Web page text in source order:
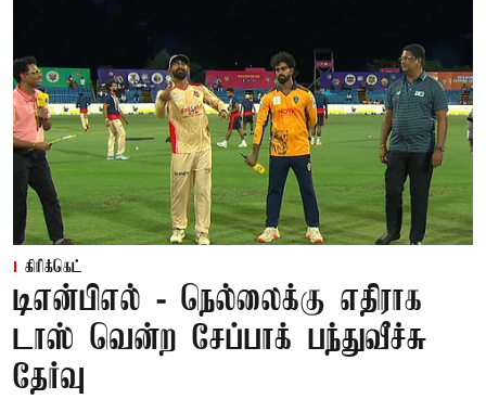
கிரிக்கெட்
டிஎன்பிஎல் - நெல்லைக்கு எதிராக
டாஸ் வென்ற சேப்பாக் பந்துவீச்சு
தேர்வு